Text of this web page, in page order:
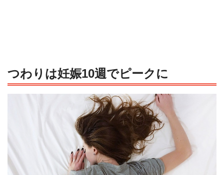
つわりは妊娠10週でピークに